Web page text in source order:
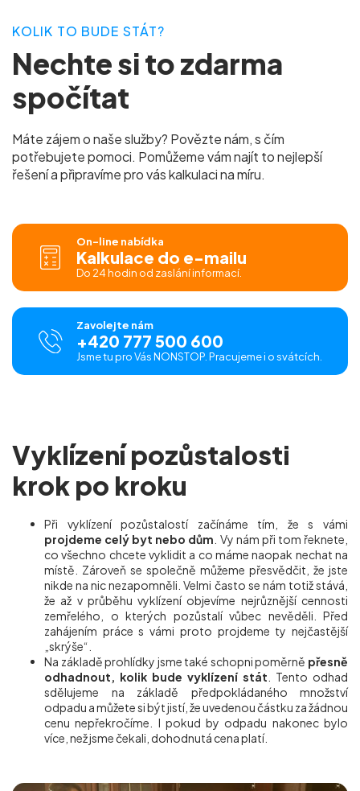
KOLIK TO BUDE STÁT?
Nechte si to zdarma
spočítat
Máte zájem o naše služby? Povězte nám, s čím
potřebujete pomoci. Pomůžeme vám najít to nejlepší
řešení a připravíme pro vás kalkulaci na míru.
On-line nabídka
Kalkulace do e-mailu
Do 24 hodin od zaslání informací.
Zavolejte nám
+420 777 500 600
Jsme tu pro Vás NONSTOP. Pracujeme i o svátcích.
Vyklízení pozůstalosti
krok po kroku
Při vyklízení pozůstalostí začínáme tím, že s vámi
projdeme celý byt nebo dům . Vy nám při tom řeknete,
co všechno chcete vyklidit a co máme naopak nechat na
místě. Zároveň se společně můžeme přesvědčit, že jste
nikde na nic nezapomněli. Velmi často se nám totiž stává,
že až v průběhu vyklízení objevíme nejrůznější cennosti
zemřelého, o kterých pozůstalí vůbec nevěděli. Před
zahájením práce s vámi proto projdeme ty nejčastější
„skrýše“.
Na základě prohlídky jsme také schopni poměrně přesně
odhadnout, kolik bude vyklízení stát . Tento odhad
sdělujeme na základě předpokládaného množství
odpadu a můžete si být jistí, že uvedenou částku za žádnou
cenu nepřekročíme. I pokud by odpadu nakonec bylo
více, než jsme čekali, dohodnutá cena platí.